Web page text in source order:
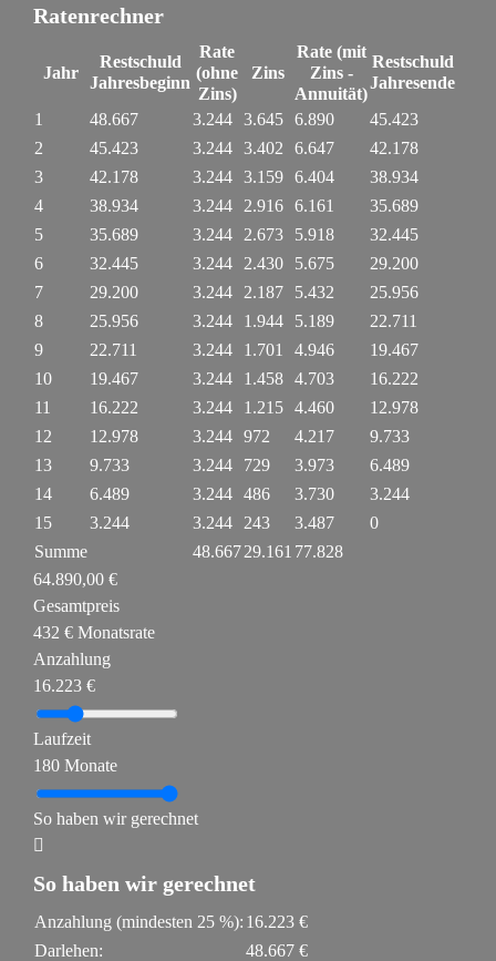
Ratenrechner
Jahr
Restschuld
Jahresbeginn
Rate
(ohne
Zins)
Zins
Rate (mit
Zins -
Annuität)
Restschuld
Jahresende
1
48.667 3.244 3.645 6.890
45.423
2
45.423 3.244 3.402 6.647
42.178
3
42.178 3.244 3.159 6.404
38.934
4
38.934 3.244 2.916 6.161
35.689
5
35.689 3.244 2.673 5.918
32.445
6
32.445 3.244 2.430 5.675
29.200
7
29.200 3.244 2.187 5.432
25.956
8
25.956 3.244 1.944 5.189
22.711
9
22.711 3.244 1.701 4.946
19.467
10
19.467 3.244 1.458 4.703
16.222
11
16.222 3.244 1.215 4.460
12.978
12
12.978 3.244 972 4.217
9.733
13
9.733 3.244 729 3.973
6.489
14
6.489 3.244 486 3.730
3.244
15
3.244 3.244 243 3.487
0
Summe
48.66729.161 77.828
64.890,00 €
Gesamtpreis
432 € Monatsrate
Anzahlung
16.223 €
Laufzeit
180 Monate
So haben wir gerechnet
So haben wir gerechnet
Anzahlung (mindesten 25 %): 16.223 €
Darlehen:
48.667 €